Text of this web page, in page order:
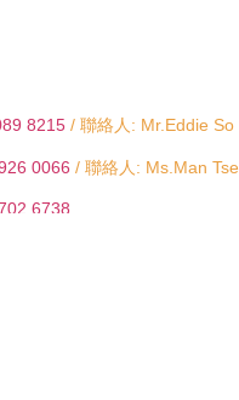
8215 / 聯絡人: Mr.Eddie So
0066/ 聯絡人: Ms.Man Tse
6738